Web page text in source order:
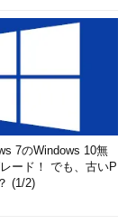
7のWindows 10無
ード！ でも、古いP
(1/2)